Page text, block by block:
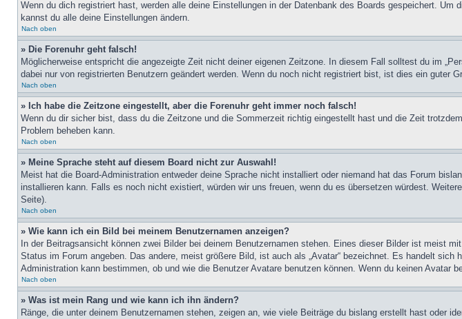
Wenn du dich registriert hast, werden alle deine Einstellungen in der Datenbank des Boards gespeichert.
kannst du alle deine Einstellungen ändern.
Nach oben
» Die Forenuhr geht falsch!
Möglicherweise entspricht die angezeigte Zeit nicht deiner eigenen Zeitzone. In diesem Fall solltest du im
dabei nur von registrierten Benutzern geändert werden. Wenn du noch nicht registriert bist, ist dies ein guter
Nach oben
» Ich habe die Zeitzone eingestellt, aber die Forenuhr geht immer noch falsch!
Wenn du dir sicher bist, dass du die Zeitzone und die Sommerzeit richtig eingestellt hast und die Zeit
Problem beheben kann.
Nach oben
» Meine Sprache steht auf diesem Board nicht zur Auswahl!
Meist hat die Board-Administration entweder deine Sprache nicht installiert oder niemand hat das Forum
installieren kann. Falls es noch nicht existiert, würden wir uns freuen, wenn du es übersetzen würdest.
Seite).
Nach oben
» Wie kann ich ein Bild bei meinem Benutzernamen anzeigen?
In der Beitragsansicht können zwei Bilder bei deinem Benutzernamen stehen. Eines dieser Bilder ist meist
Status im Forum angeben. Das andere, meist größere Bild, ist auch als „Avatar“ bezeichnet. Es handelt
Administration kann bestimmen, ob und wie die Benutzer Avatare benutzen können. Wenn du keinen Avatar
Nach oben
» Was ist mein Rang und wie kann ich ihn ändern?
Ränge, die unter deinem Benutzernamen stehen, zeigen an, wie viele Beiträge du bislang erstellt hast oder